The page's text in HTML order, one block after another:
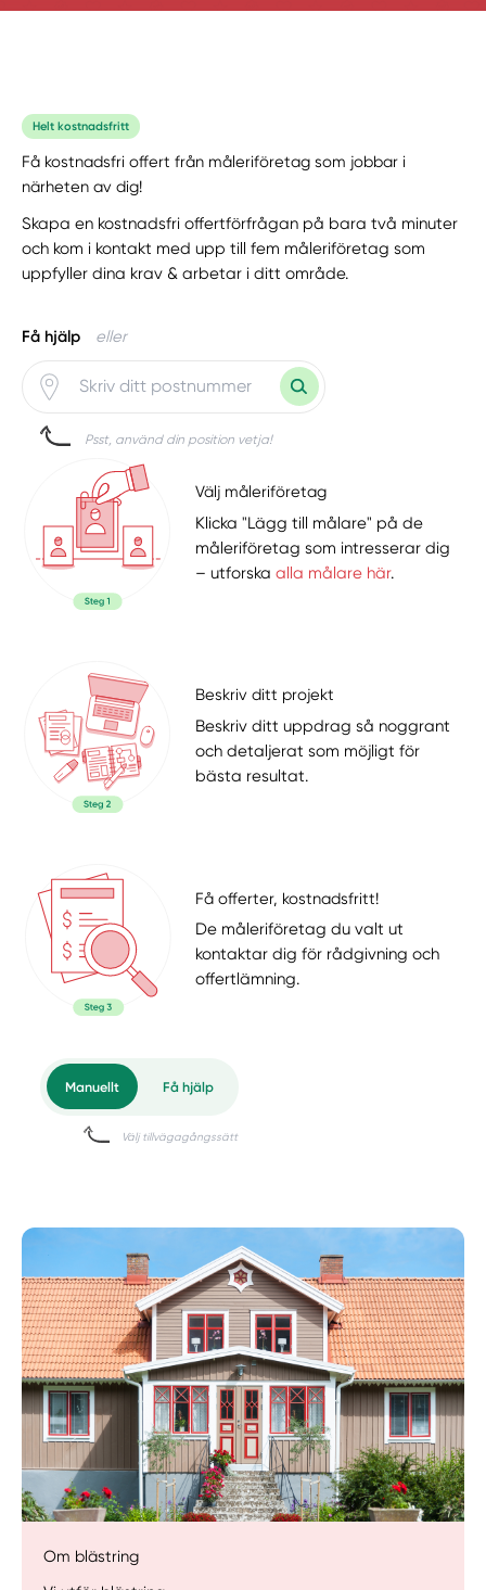
Helt kostnadsfritt
Få kostnadsfri offert från måleriföretag som jobbar i
närheten av dig!
Skapa en kostnadsfri offertförfrågan på bara två minuter
och kom i kontakt med upp till fem måleriföretag som
uppfyller dina krav & arbetar i ditt område.
Få hjälp eller
Psst, använd din position vetja!
Välj måleriföretag
Klicka "Lägg till målare" på de
måleriföretag som intresserar dig
– utforskaalla målare här.
Beskriv ditt projekt
Beskriv ditt uppdrag så noggrant
och detaljerat som möjligt för
bästa resultat.
Få offerter, kostnadsfritt!
De måleriföretag du valt ut
kontaktar dig för rådgivning och
offertlämning.
Om blästring